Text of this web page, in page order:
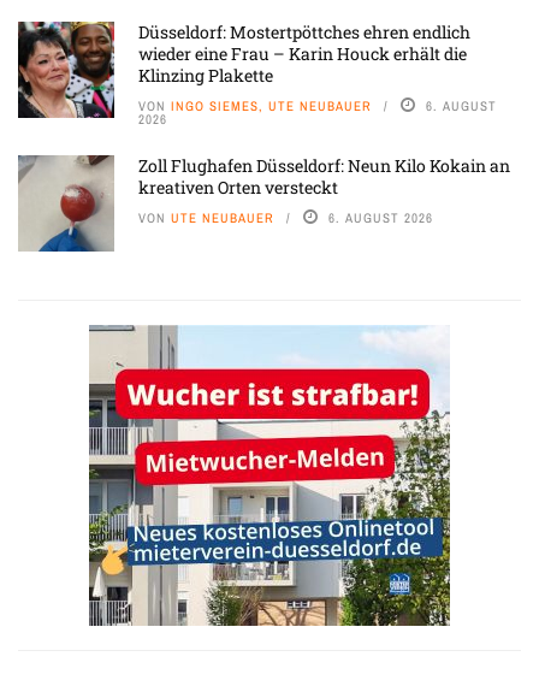
Düsseldorf: Mostertpöttches ehren endlich
wieder eine Frau – Karin Houck erhält die
Klinzing Plakette
VON INGO SIEMES, UTE NEUBAUER 6. AUGUST
2026
Zoll Flughafen Düsseldorf: Neun Kilo Kokain an
kreativen Orten versteckt
VON UTE NEUBAUER 6. AUGUST 2026